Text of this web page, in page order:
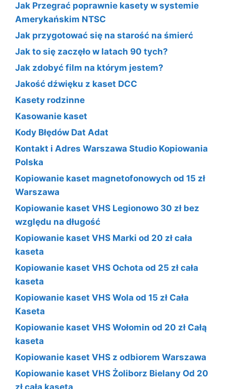
Jak Przegrać poprawnie kasety w systemie
Amerykańskim NTSC
Jak przygotować się na starość na śmierć
Jak to się zaczęło w latach 90 tych?
Jak zdobyć film na którym jestem?
Jakość dźwięku z kaset DCC
Kasety rodzinne
Kasowanie kaset
Kody Błędów Dat Adat
Kontakt i Adres Warszawa Studio Kopiowania
Polska
Kopiowanie kaset magnetofonowych od 15 zł
Warszawa
Kopiowanie kaset VHS Legionowo 30 zł bez
względu na długość
Kopiowanie kaset VHS Marki od 20 zł cała
kaseta
Kopiowanie kaset VHS Ochota od 25 zł cała
kaseta
Kopiowanie kaset VHS Wola od 15 zł Cała
Kaseta
Kopiowanie kaset VHS Wołomin od 20 zł Całą
kaseta
Kopiowanie kaset VHS z odbiorem Warszawa
Kopiowanie kaset VHS Żoliborz Bielany Od 20
zł cała kaseta